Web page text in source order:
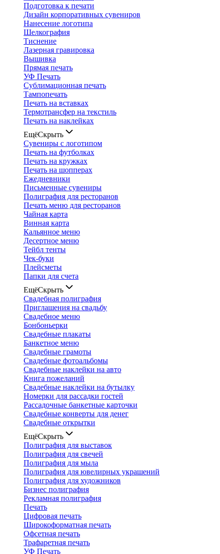
Подготовка к печати
Дизайн корпоративных сувениров
Нанесение логотипа
Шелкография
Тиснение
Лазерная гравировка
Вышивка
Прямая печать
УФ Печать
Сублимационная печать
Тампопечать
Печать на вставках
Термотрансфер на текстиль
Печать на наклейках
ЕщёСкрыть
Сувениры с логотипом
Печать на футболках
Печать на кружках
Печать на шопперах
Ежедневники
Письменные сувениры
Полиграфия для ресторанов
Печать меню для ресторанов
Чайная карта
Винная карта
Кальянное меню
Десертное меню
Тейбл тенты
Чек-буки
Плейсметы
Папки для счета
ЕщёСкрыть
Свадебная полиграфия
Приглашения на свадьбу
Свадебное меню
Бонбоньерки
Свадебные плакаты
Банкетное меню
Свадебные грамоты
Свадебные фотоальбомы
Свадебные наклейки на авто
Книга пожеланий
Свадебные наклейки на бутылку
Номерки для рассадки гостей
Рассадочные банкетные карточки
Свадебные конверты для денег
Свадебные открытки
ЕщёСкрыть
Полиграфия для выставок
Полиграфия для свечей
Полиграфия для мыла
Полиграфия для ювелирных украшений
Полиграфия для художников
Бизнес полиграфия
Рекламная полиграфия
Печать
Цифровая печать
Широкоформатная печать
Офсетная печать
Трафаретная печать
УФ Печать